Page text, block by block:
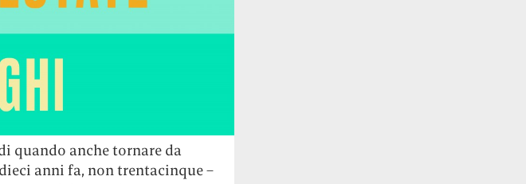
quando anche tornare da
anni fa, non trentacinque –